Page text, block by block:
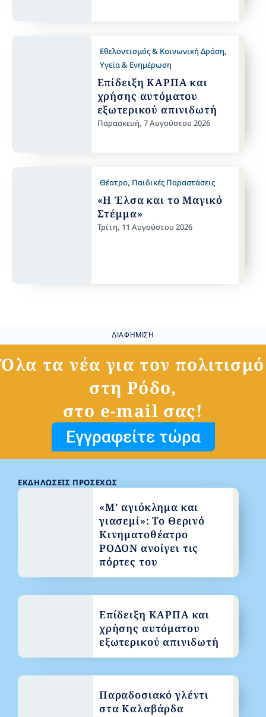
Εθελοντισμός & Κοινωνική Δράση,
Υγεία & Ενημέρωση
Επίδειξη ΚΑΡΠΑ και
χρήσης αυτόματου
εξωτερικού απινιδωτή
Παρασκευή, 7 Αυγούστου 2026
Θέατρο, Παιδικές Παραστάσεις
«Η Έλσα και το Μαγικό
Στέμμα»
Τρίτη, 11 Αυγούστου 2026
ΔΙΑΦΉΜΙΣΗ
Όλα τα νέα για τον πολιτισμό
στη Ρόδο,
στο e-mail σας!
Εγγραφείτε τώρα
ΕΚΔΗΛΏΣΕΙΣ ΠΡΟΣΕΧΏΣ
«Μ’ αγιόκλημα και
γιασεμί»: Το Θερινό
Κινηματοθέατρο
ΡΟΔΟΝ ανοίγει τις
πόρτες του
Επίδειξη ΚΑΡΠΑ και
χρήσης αυτόματου
εξωτερικού απινιδωτή
Παραδοσιακό γλέντι
στα Καλαβάρδα